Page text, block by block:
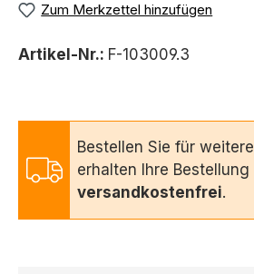
Zum Merkzettel hinzufügen
Artikel-Nr.: F-103009.3
Bestellen Sie für weitere
erhalten Ihre Bestellung
versandkostenfrei.